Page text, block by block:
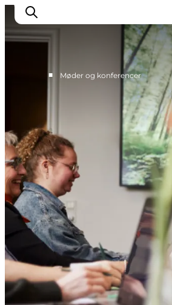
■ Møder og konferencer